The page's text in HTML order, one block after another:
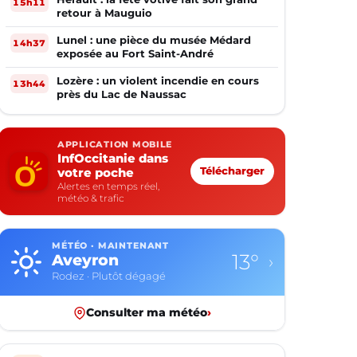
retour à Mauguio
14h37
Lunel : une pièce du musée Médard
exposée au Fort Saint-André
13h44
Lozère : un violent incendie en cours
près du Lac de Naussac
APPLICATION MOBILE
InfOccitanie dans
votre poche
Alertes en temps réel,
météo & trafic
Télécharger
MÉTÉO · MAINTENANT
Aveyron
Rodez · Plutôt dégagé
13° ›
Consulter ma météo›